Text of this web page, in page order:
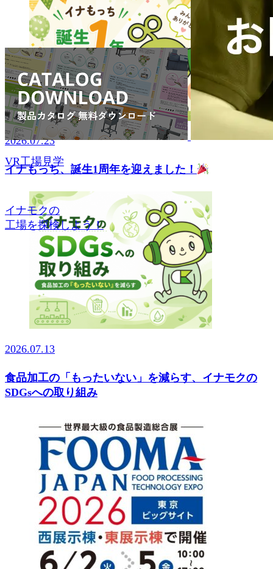
VR工場見学
イナモクの
工場を探検しよう！
2026.07.23
イナもっち、誕生1周年を迎えました！
2026.07.13
食品加工の「もったいない」を減らす、イナモクの
SDGsへの取り組み